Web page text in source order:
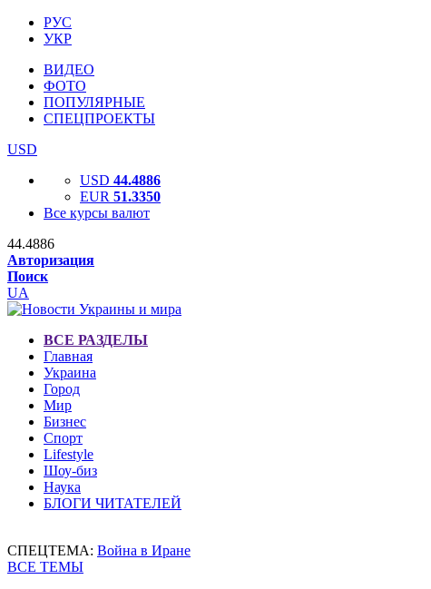
РУС
УКР
ВИДЕО
ФОТО
ПОПУЛЯРНЫЕ
СПЕЦПРОЕКТЫ
USD
USD 44.4886
EUR 51.3350
Все курсы валют
44.4886
Авторизация
Поиск
UA
ВСЕ РАЗДЕЛЫ
Главная
Украина
Город
Мир
Бизнес
Спорт
Lifestyle
Шоу-биз
Наука
БЛОГИ ЧИТАТЕЛЕЙ
СПЕЦТЕМА: Война в Иране
ВСЕ ТЕМЫ